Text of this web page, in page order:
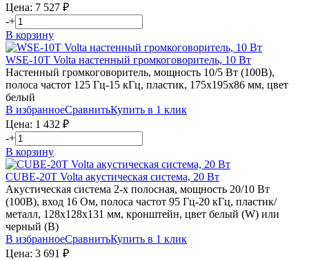
Цена: 7 527 ₽
-+
В корзину
WSE-10T Volta настенный громкоговоритель, 10 Вт
Настенный громкоговоритель, мощность 10/5 Вт (100В),
полоса частот 125 Гц-15 кГц, пластик, 175х195х86 мм, цвет
белый
В избранноеСравнитьКупить в 1 клик
Цена: 1 432 ₽
-+
В корзину
CUBE-20T Volta акустическая система, 20 Вт
Акустическая система 2-х полосная, мощность 20/10 Вт
(100В), вход 16 Ом, полоса частот 95 Гц-20 кГц, пластик/
металл, 128х128х131 мм, кронштейн, цвет белый (W) или
черный (B)
В избранноеСравнитьКупить в 1 клик
Цена: 3 691 ₽